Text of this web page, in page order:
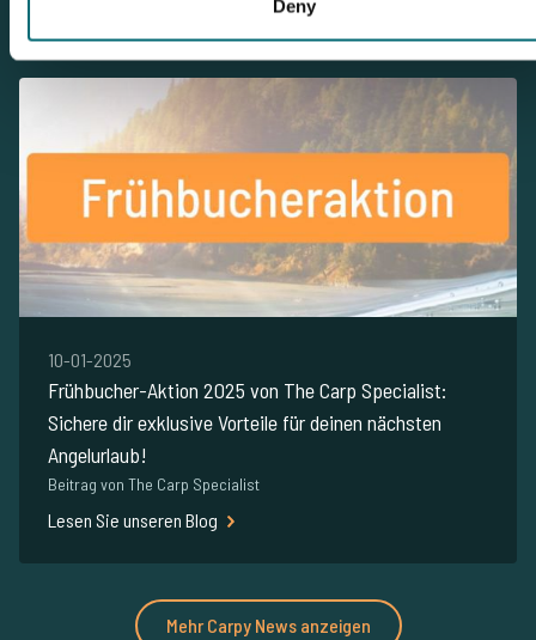
Deny
10-01-2025
Frühbucher-Aktion 2025 von The Carp Specialist:
Sichere dir exklusive Vorteile für deinen nächsten
Angelurlaub!
Beitrag von The Carp Specialist
Lesen Sie unseren Blog
Mehr Carpy News anzeigen